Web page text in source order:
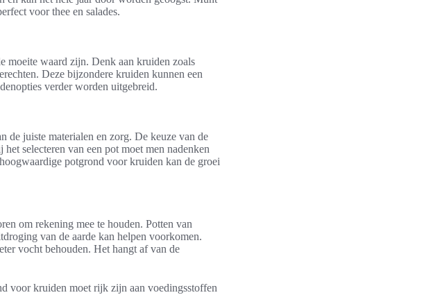
voor thee en salades.
moeite waard zijn. Denk aan kruiden zoals
Deze bijzondere kruiden kunnen een
verder worden uitgebreid.
de juiste materialen en zorg. De keuze van de
selecteren van een pot moet men nadenken
potgrond voor kruiden kan de groei
om rekening mee te houden. Potten van
van de aarde kan helpen voorkomen.
vocht behouden. Het hangt af van de
voor kruiden moet rijk zijn aan voedingsstoffen